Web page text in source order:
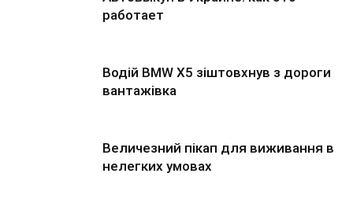
работает
Водій BMW X5 зіштовхнув з дороги
вантажівка
Величезний пікап для виживання в
нелегких умовах